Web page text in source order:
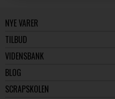
NYE VARER
TILBUD
VIDENSBANK
BLOG
SCRAPSKOLEN